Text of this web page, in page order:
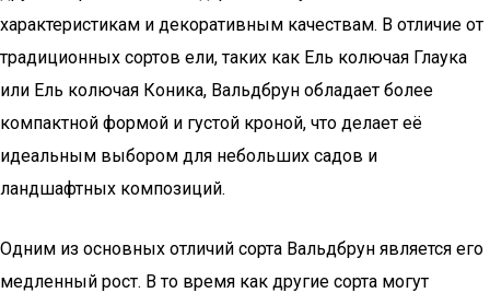
характеристикам и декоративным качествам. В отличие от
традиционных сортов ели, таких как Ель колючая Глаука
или Ель колючая Коника, Вальдбрун обладает более
компактной формой и густой кроной, что делает её
идеальным выбором для небольших садов и
ландшафтных композиций.
Одним из основных отличий сорта Вальдбрун является его
медленный рост. В то время как другие сорта могут